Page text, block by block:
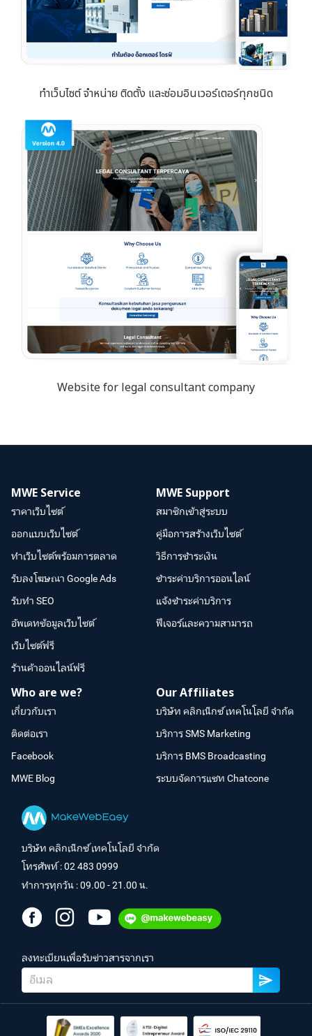
ทำเว็บไซต์ จำหน่าย ติดตั้ง และซ่อมอินเวอร์เตอร์ทุกชนิด
Website for legal consultant company
MWE Service
ราคาเว็บไซต์
ออกแบบเว็บไซต์
ทำเว็บไซต์พร้อมการตลาด
รับลงโฆษณา Google Ads
รับทำ SEO
อัพเดทข้อมูลเว็บไซต์
เว็บไซต์ฟรี
ร้านค้าออนไลน์ฟรี
MWE Support
สมาชิกเข้าสู่ระบบ
คู่มือการสร้างเว็บไซต์
วิธีการชำระเงิน
ชำระค่าบริการออนไลน์
แจ้งชำระค่าบริการ
ฟีเจอร์และความสามารถ
Who are we?
เกี่ยวกับเรา
ติดต่อเรา
Facebook
MWE Blog
Our Affiliates
บริษัท คลิกเน็กซ์ เทคโนโลยี จำกัด
บริการ SMS Marketing
บริการ BMS Broadcasting
ระบบจัดการแชท Chatcone
บริษัท คลิกเน็กซ์ เทคโนโลยี จำกัด
โทรศัพท์ :02 483 0999
ทำการทุกวัน : 09.00 - 21.00 น.
ลงทะเบียนเพื่อรับข่าวสารจากเรา